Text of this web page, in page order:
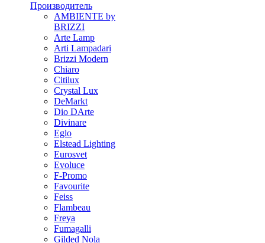
Производитель
AMBIENTE by
BRIZZI
Arte Lamp
Arti Lampadari
Brizzi Modern
Chiaro
Citilux
Crystal Lux
DeMarkt
Dio DArte
Divinare
Eglo
Elstead Lighting
Eurosvet
Evoluce
F-Promo
Favourite
Feiss
Flambeau
Freya
Fumagalli
Gilded Nola